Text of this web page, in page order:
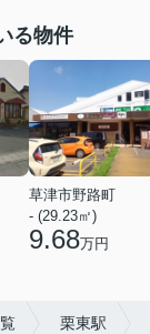
る物件
草津市野路町
- (29.23㎡)
9.68万円
栗東駅